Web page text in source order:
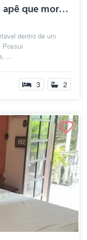
Busco alguem para dividir o apê que moro...
dentro de um
Possui
...
3 2